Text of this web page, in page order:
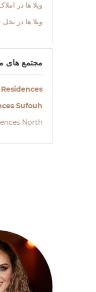
ویلا ها در
ویلا ها در نخل
مجتمع های
Sufouh
North